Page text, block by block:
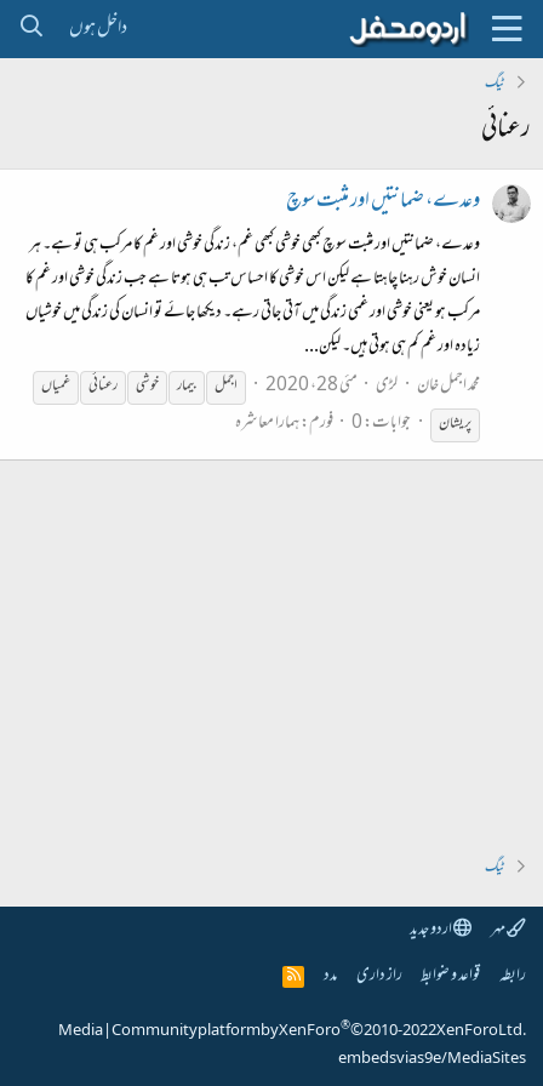
داخل ہوں
ٹیگ
رعنائی
وعدے، ضمانتیں اور مثبت سوچ
وعدے، ضمانتیں اور مثبت سوچ کبھی خوشی کبھی غم، زندگی خوشی اور غم کا مرکب ہی تو ہے۔ ہر
انسان خوش رہنا چاہتا ہے لیکن اس خوشی کا احساس تب ہی ہوتا ہے جب زندگی خوشی اور غم کا
مرکب ہو یعنی خوشی اور غمی زندگی میں آتی جاتی رہے۔ دیکھا جائے تو انسان کی زندگی میں خوشیاں
زیادہ اور غم کم ہی ہوتی ہیں۔ لیکن...
محمد اجمل خان
لڑی مئی 28، 2020 اجمل بیمار خوشی رعنائی
غمیاں
پریشان
جوابات: 0 فورم:ہمارا معاشرہ
ٹیگ
مہر
اردو جدید
رابطہ قواعد و ضوابط راز داری مدد
R
S
Community platform by XenForo®© 2010-2022 XenForo Ltd.
|
Media
embeds via s9e/MediaSites